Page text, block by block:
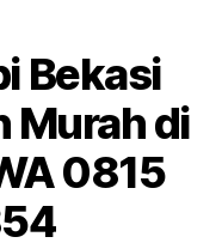
Bekasi
Murah di
0815